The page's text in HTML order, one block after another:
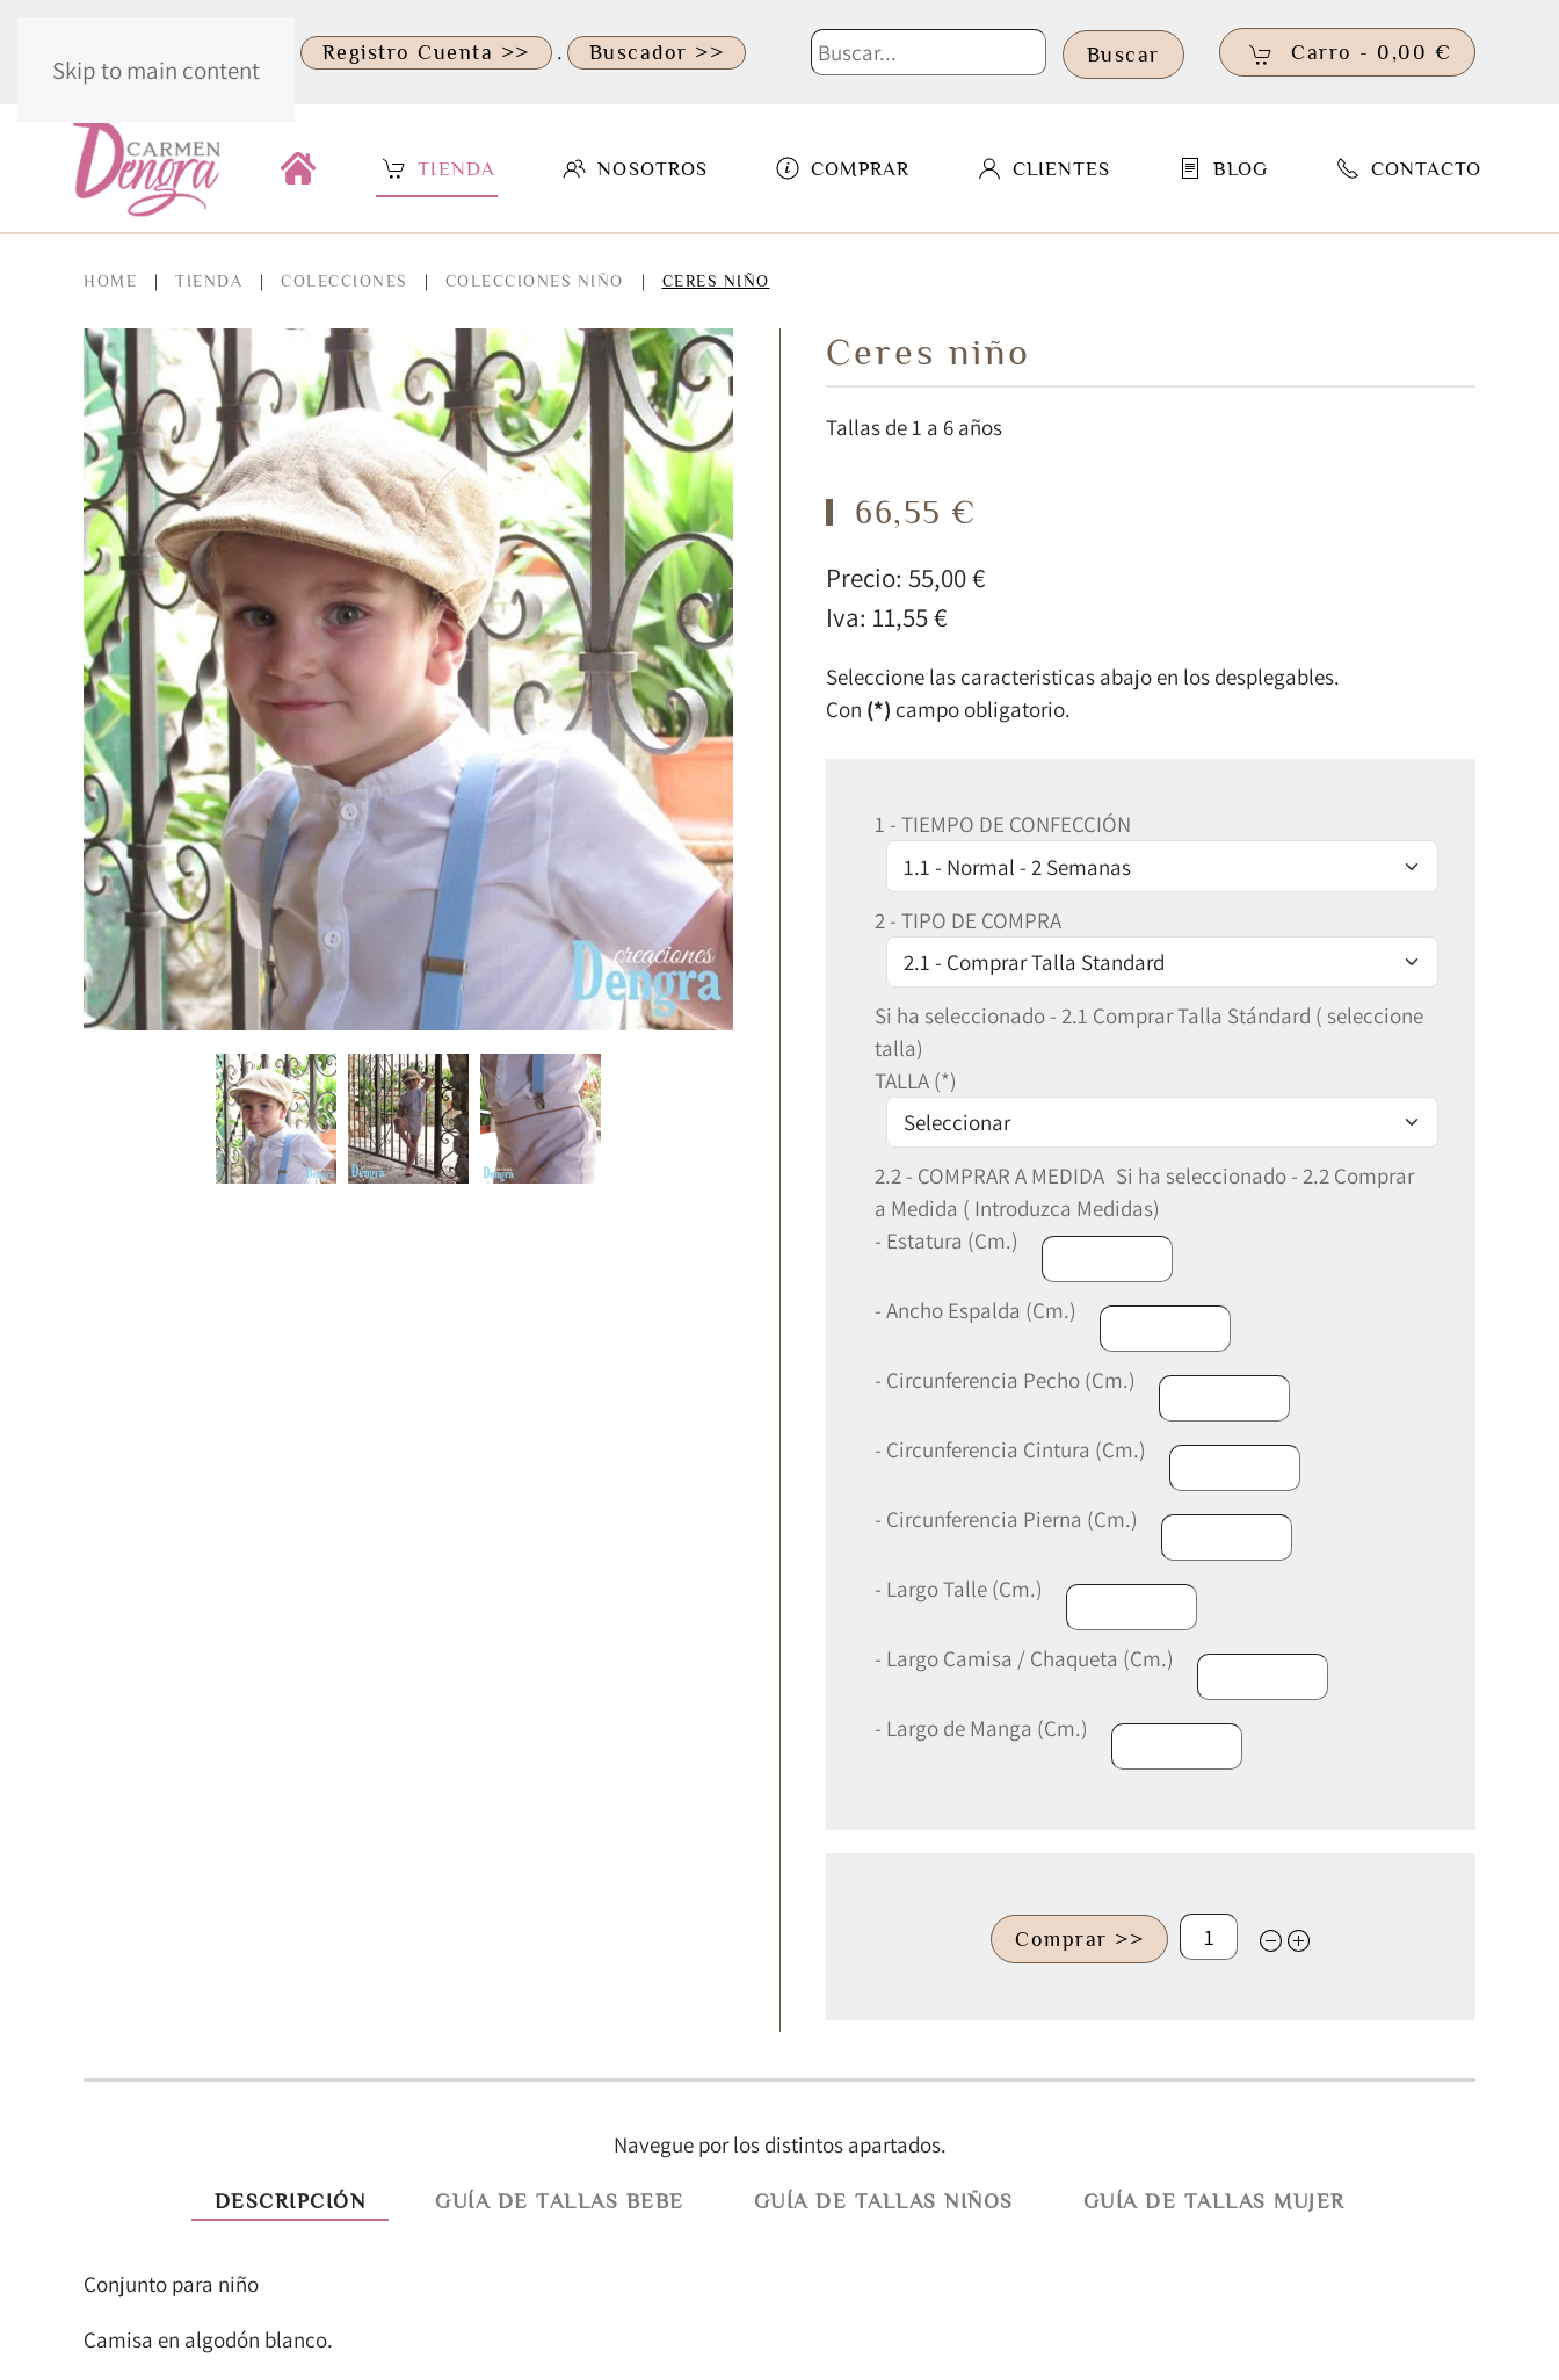
Skip to main content
Registro Cuenta >> . Buscador >> Buscar Carro - 0,00 €
TIENDA NOSOTROS COMPRAR CLIENTES BLOG CONTACTO
HOME TIENDA COLECCIONES COLECCIONES NIÑO CERES NIÑO
Ceres niño
Tallas de 1 a 6 años
66,55 €
Precio: 55,00 €
Iva: 11,55 €
Seleccione las caracteristicas abajo en los desplegables.
Con (*) campo obligatorio.
1 - TIEMPO DE CONFECCIÓN
2 - TIPO DE COMPRA
Si ha seleccionado - 2.1 Comprar Talla Stándard ( seleccione
talla)
TALLA (*)
2.2 - COMPRAR A MEDIDA Si ha seleccionado - 2.2 Comprar
a Medida ( Introduzca Medidas)
- Estatura (Cm.)
- Ancho Espalda (Cm.)
- Circunferencia Pecho (Cm.)
- Circunferencia Cintura (Cm.)
- Circunferencia Pierna (Cm.)
- Largo Talle (Cm.)
- Largo Camisa / Chaqueta (Cm.)
- Largo de Manga (Cm.)
Comprar >>
Navegue por los distintos apartados.
DESCRIPCIÓN GUÍA DE TALLAS BEBE GUÍA DE TALLAS NIÑOS GUÍA DE TALLAS MUJER
Conjunto para niño
Camisa en algodón blanco.